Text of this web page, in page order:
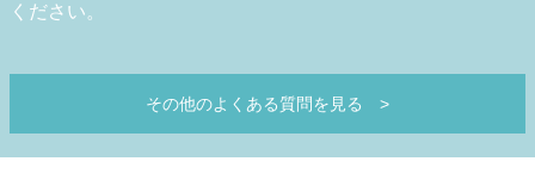
ください。
その他のよくある質問を見る >